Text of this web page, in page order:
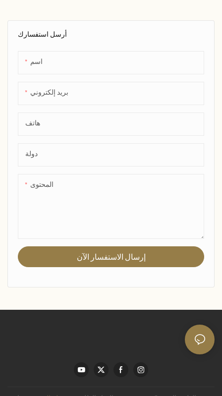
أرسل استفسارك
اسم
بريد إلكتروني
هاتف
دولة
المحتوى
إرسال الاستفسار الآن